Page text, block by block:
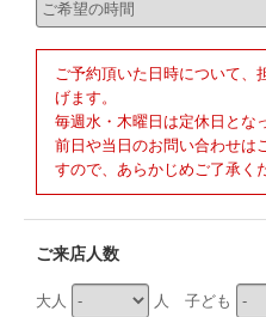
ご予約頂いた日時について、
げます。
毎週水・木曜日は定休日とな
前日や当日のお問い合わせは
すので、あらかじめご了承く
ご来店人数
大人 人 子ども